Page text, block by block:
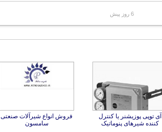
6 روز پیش
آی توپی پوزیشنر یا کنترل
کننده شیرهای پنوماتیک
فروش انواع شیرآلات صنعتی
سامسون